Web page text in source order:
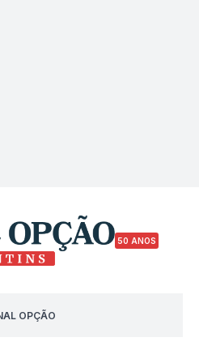
50 ANOS
OPÇÃO